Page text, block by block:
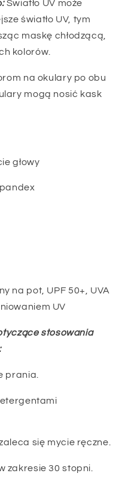
:Światło UV może
światło UV, tym
maskę chłodzącą,
kolorów.
na okulary po obu
mogą nosić kask
głowy
na pot, UPF 50+, UVA
UV
stosowania
prania.
się mycie ręczne.
zakresie 30 stopni.